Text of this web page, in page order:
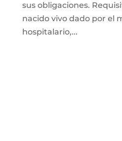
sus obligaciones.
nacido vivo dado por el
hospitalario,...